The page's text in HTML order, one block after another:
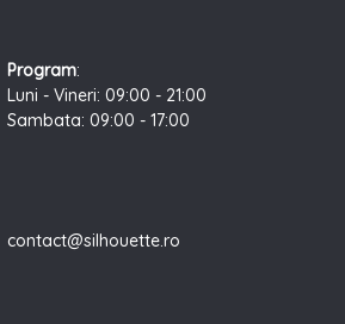
Program:
Luni - Vineri: 09:00 - 21:00
Sambata: 09:00 - 17:00
contact@silhouette.ro